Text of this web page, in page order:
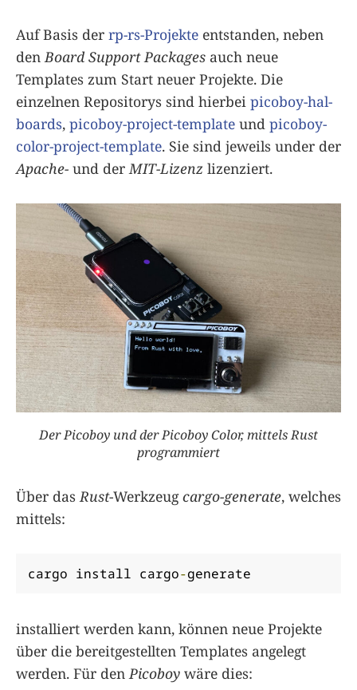
Auf Basis der rp-rs-Projekte entstanden, neben
den Board Support Packages auch neue
Templates zum Start neuer Projekte. Die
einzelnen Repositorys sind hierbei picoboy-hal-
boards, picoboy-project-template und picoboy-
color-project-template. Sie sind jeweils under der
Apache- und der MIT-Lizenz lizenziert.
Der Picoboy und der Picoboy Color, mittels Rust
programmiert
Über dasRust-Werkzeug cargo-generate, welches
mittels:
cargo install cargo-generate
installiert werden kann, können neue Projekte
über die bereitgestellten Templates angelegt
werden. Für denPicoboy wäre dies: